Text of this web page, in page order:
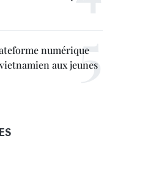
numérique
aux jeunes